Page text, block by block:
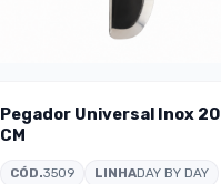
Pegador Universal Inox 20
CM
CÓD.3509 LINHADAY BY DAY